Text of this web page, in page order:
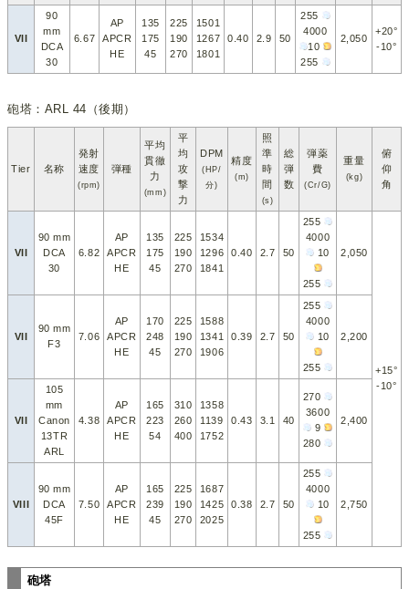
VII
90
mm
DCA
30
6.67
AP
APCR
HE
135
175
45
225
190
270
1501
1267
1801
0.40 2.9 50
255
4000
10
255
2,050
+20°
-10°
砲塔：ARL 44（後期）
Tier 名称
発射
速度
(rpm)
弾種
平均
貫徹
力
(mm)
平
均
攻
撃
力
DPM
(HP/
分)
精度
(m)
照
準
時
間
(s)
総
弾
数
弾薬
費
(Cr/G)
重量
(kg)
俯
仰
角
VII
90 mm
DCA
30
6.82
AP
APCR
HE
135
175
45
225
190
270
1534
1296
1841
0.40 2.7 50
255
4000
10
255
2,050
+15°
-10°
VII
90 mm
F3
7.06
AP
APCR
HE
170
248
45
225
190
270
1588
1341
1906
0.39 2.7 50
255
4000
10
255
2,200
VII
105
mm
Canon
13TR
ARL
4.38
AP
APCR
HE
165
223
54
310
260
400
1358
1139
1752
0.43 3.1 40
270
3600
9
280
2,400
VIII
90 mm
DCA
45F
7.50
AP
APCR
HE
165
239
45
225
190
270
1687
1425
2025
0.38 2.7 50
255
4000
10
255
2,750
砲塔